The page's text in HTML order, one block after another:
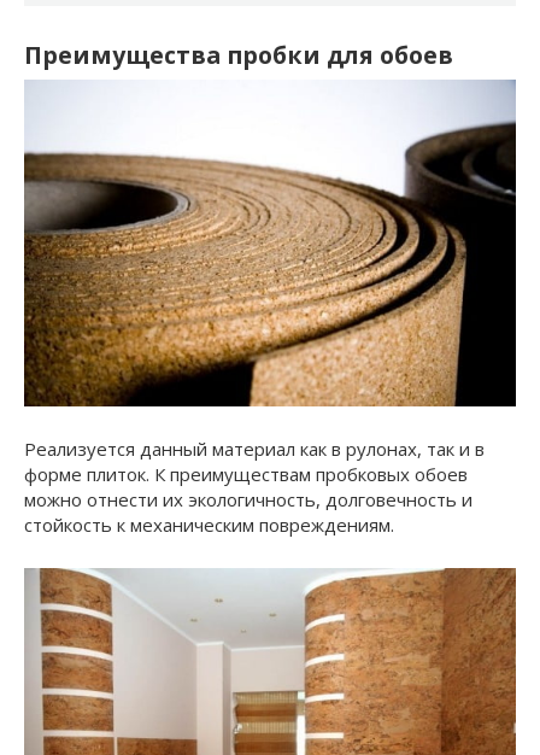
Преимущества пробки для обоев
Реализуется данный материал как в рулонах, так и в
форме плиток. К преимуществам пробковых обоев
можно отнести их экологичность, долговечность и
стойкость к механическим повреждениям.